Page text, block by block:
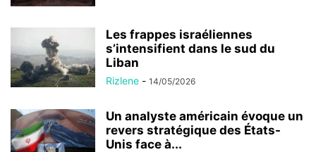
Les frappes israéliennes
s’intensifient dans le sud du
Liban
Rizlene - 14/05/2026
Un analyste américain évoque un
revers stratégique des États-
Unis face à...